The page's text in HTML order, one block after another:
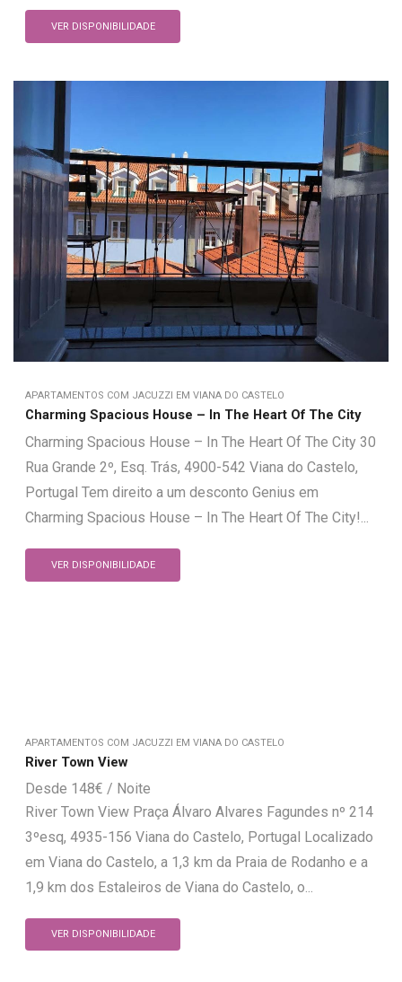
VER DISPONIBILIDADE
APARTAMENTOS COM JACUZZI EM VIANA DO CASTELO
Charming Spacious House – In The Heart Of The City
Charming Spacious House – In The Heart Of The City 30
Rua Grande 2º, Esq. Trás, 4900-542 Viana do Castelo,
Portugal Tem direito a um desconto Genius em
Charming Spacious House – In The Heart Of The City!...
VER DISPONIBILIDADE
APARTAMENTOS COM JACUZZI EM VIANA DO CASTELO
River Town View
148€
River Town View Praça Álvaro Alvares Fagundes nº 214
3ºesq, 4935-156 Viana do Castelo, Portugal Localizado
em Viana do Castelo, a 1,3 km da Praia de Rodanho e a
1,9 km dos Estaleiros de Viana do Castelo, o...
VER DISPONIBILIDADE